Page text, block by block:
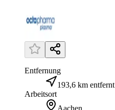
Entfernung
193,6 km entfernt
Arbeitsort